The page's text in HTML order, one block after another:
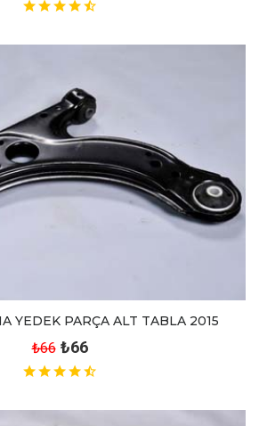
YEDEK PARÇA ALT TABLA 2015
₺66 ₺66